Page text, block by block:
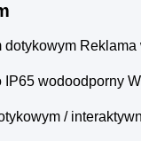
wodoodporny
/